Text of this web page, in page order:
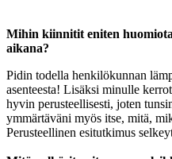
Mihin kiinnitit eniten
aikana?
Pidin todella henkilökunnan
asenteesta! Lisäksi minulle
hyvin perusteellisesti, joten
ymmärtäväni myös itse, mitä,
Perusteellinen esitutkimus